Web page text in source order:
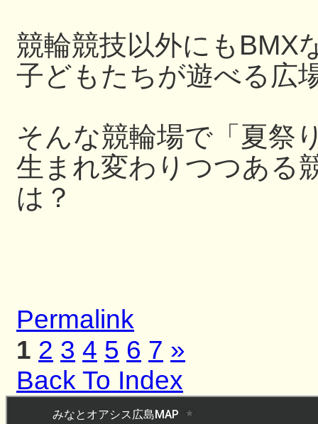
競輪競技以外にもBMX
子どもたちが遊べる広
そんな競輪場で「夏祭
生まれ変わりつつある
は？
Permalink
1 2 3 4 5 6 7 »
Back To Index